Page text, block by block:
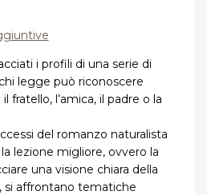
i profili di una serie di
legge può riconoscere
fratello, l’amica, il padre o la
del romanzo naturalista
lezione migliore, ovvero la
una visione chiara della
si affrontano tematiche